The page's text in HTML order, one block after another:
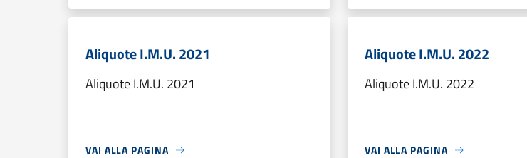
Aliquote I.M.U. 2021
Aliquote I.M.U. 2021
VAI ALLA PAGINA
Aliquote I.M.U. 2022
Aliquote I.M.U. 2022
VAI ALLA PAGINA